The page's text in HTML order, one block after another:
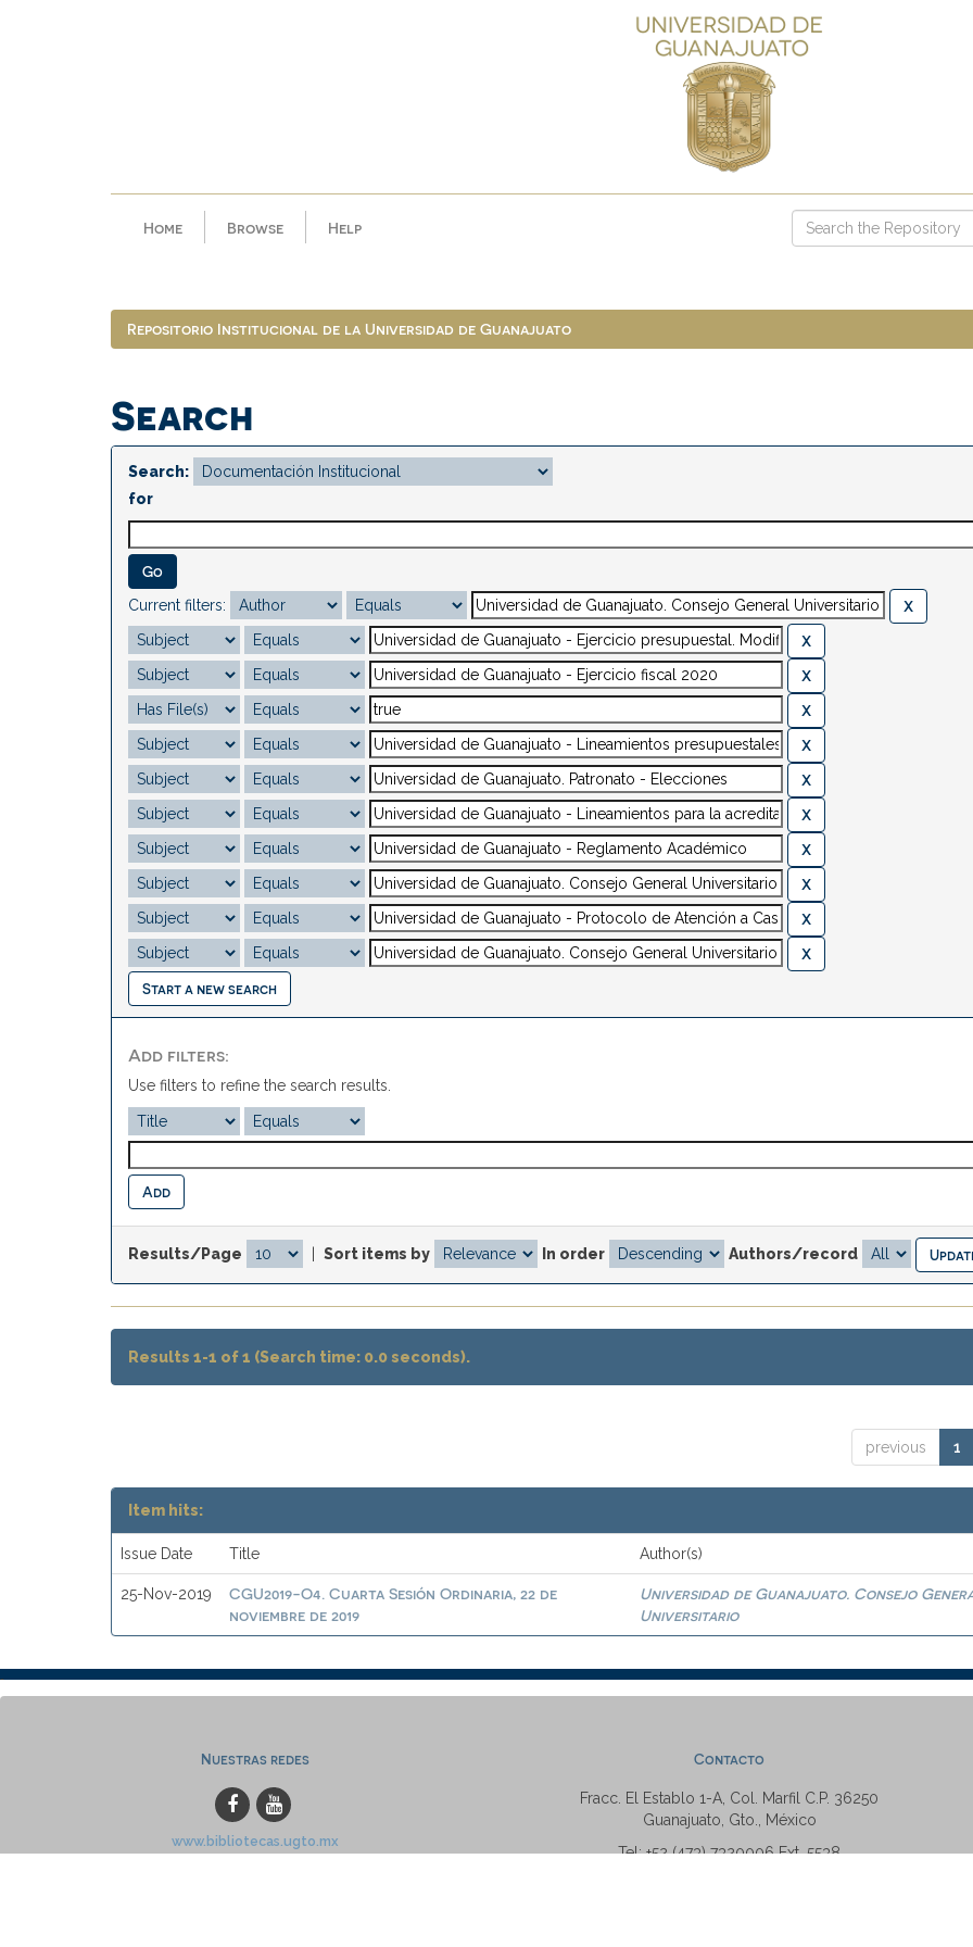
Home Browse Help
Repositorio Institucional de la Universidad de Guanajuato
Search
Search:
for
Current filters:
Start a new search
Add filters:
Use filters to refine the search results.
Results/Page Sort items by In order Authors/record
Results 1-1 of 1 (Search time: 0.0 seconds).
previous 1
Item hits:
Issue Date Title Author(s)
25-Nov-2019
CGU2019-O4. Cuarta Sesión Ordinaria, 22 de
noviembre de 2019
Universidad de Guanajuato. Consejo
Universitario
Nuestras redes
www.bibliotecas.ugto.mx
Contacto
Fracc. El Establo 1-A, Col. Marfil C.P. 36250
Guanajuato, Gto., México
Tel: +52 (473) 7320006 Ext. 5538